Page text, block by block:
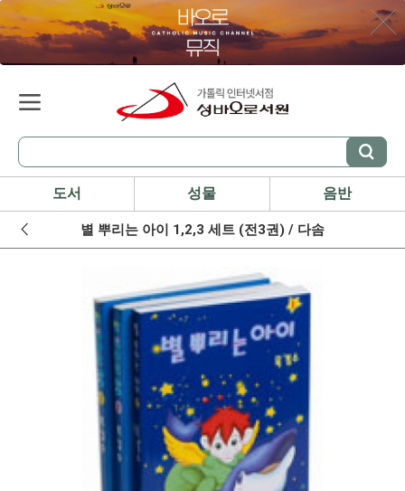
도서 성물 음반
별 뿌리는 아이 1,2,3 세트 (전3권) / 다솜